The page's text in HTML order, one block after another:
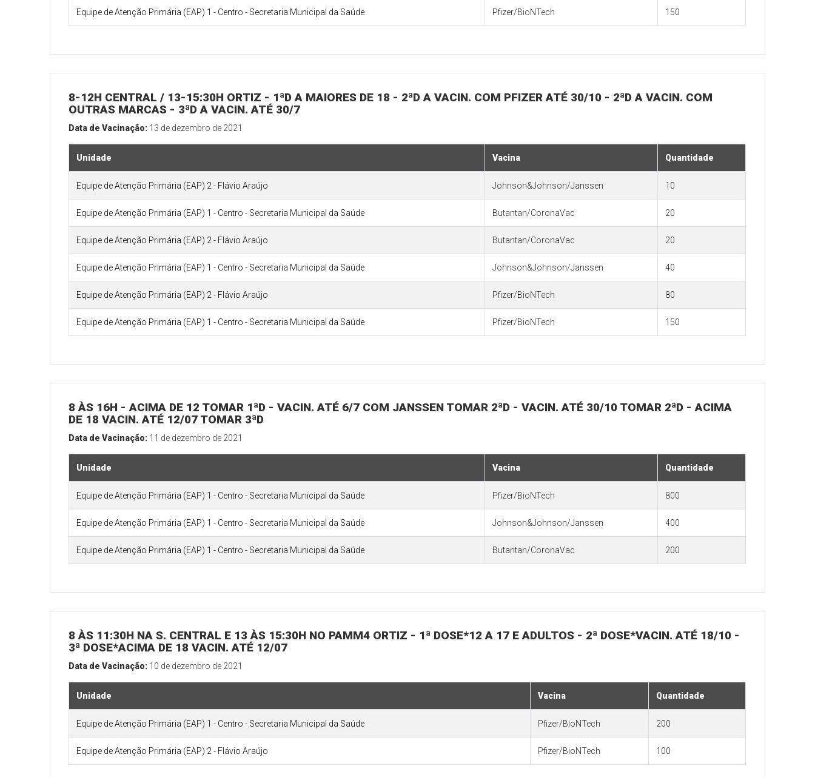
Equipe de Atenção Primária (EAP) 1 - Centro - Secretaria Municipal da Saúde Pfizer/BioNTech 150
8-12H CENTRAL / 13-15:30H ORTIZ - 1ªD A MAIORES DE 18 - 2ªD A VACIN. COM PFIZER ATÉ 30/10 - 2ªD A VACIN. COM
OUTRAS MARCAS - 3ªD A VACIN. ATÉ 30/7
Data de Vacinação: 13 de dezembro de 2021
Unidade Vacina Quantidade
Equipe de Atenção Primária (EAP) 2 - Flávio Araújo Johnson&Johnson/Janssen 10
Equipe de Atenção Primária (EAP) 1 - Centro - Secretaria Municipal da Saúde Butantan/CoronaVac 20
Equipe de Atenção Primária (EAP) 2 - Flávio Araújo Butantan/CoronaVac 20
Equipe de Atenção Primária (EAP) 1 - Centro - Secretaria Municipal da Saúde Johnson&Johnson/Janssen 40
Equipe de Atenção Primária (EAP) 2 - Flávio Araújo Pfizer/BioNTech 80
Equipe de Atenção Primária (EAP) 1 - Centro - Secretaria Municipal da Saúde Pfizer/BioNTech 150
8 ÀS 16H - ACIMA DE 12 TOMAR 1ªD - VACIN. ATÉ 6/7 COM JANSSEN TOMAR 2ªD - VACIN. ATÉ 30/10 TOMAR 2ªD - ACIMA
DE 18 VACIN. ATÉ 12/07 TOMAR 3ªD
Data de Vacinação: 11 de dezembro de 2021
Unidade Vacina Quantidade
Equipe de Atenção Primária (EAP) 1 - Centro - Secretaria Municipal da Saúde Pfizer/BioNTech 800
Equipe de Atenção Primária (EAP) 1 - Centro - Secretaria Municipal da Saúde Johnson&Johnson/Janssen 400
Equipe de Atenção Primária (EAP) 1 - Centro - Secretaria Municipal da Saúde Butantan/CoronaVac 200
8 ÀS 11:30H NA S. CENTRAL E 13 ÀS 15:30H NO PAMM4 ORTIZ - 1ª DOSE*12 A 17 E ADULTOS - 2ª DOSE*VACIN. ATÉ 18/10 -
3ª DOSE*ACIMA DE 18 VACIN. ATÉ 12/07
Data de Vacinação: 10 de dezembro de 2021
Unidade Vacina Quantidade
Equipe de Atenção Primária (EAP) 1 - Centro - Secretaria Municipal da Saúde Pfizer/BioNTech 200
Equipe de Atenção Primária (EAP) 2 - Flávio Araújo Pfizer/BioNTech 100